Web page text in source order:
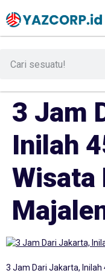
3 Jam
Inilah
Wisata
3 Jam Dari Jakarta, Inilah